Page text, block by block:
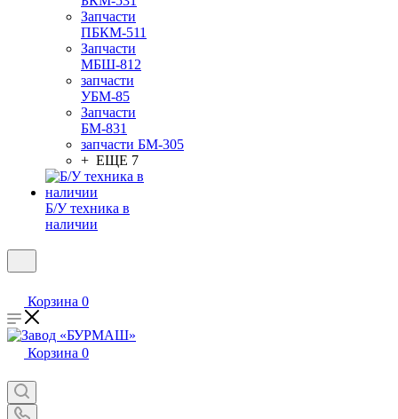
Запчасти
ПБКМ-511
Запчасти
МБШ-812
запчасти
УБМ-85
Запчасти
БМ-831
запчасти БМ-305
+ ЕЩЕ 7
Б/У техника в
наличии
Корзина 0
Корзина 0